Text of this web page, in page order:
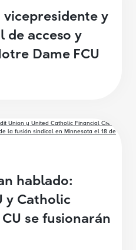
y
de acceso y
Dame FCU
hablado:
y Catholic
se fusionarán